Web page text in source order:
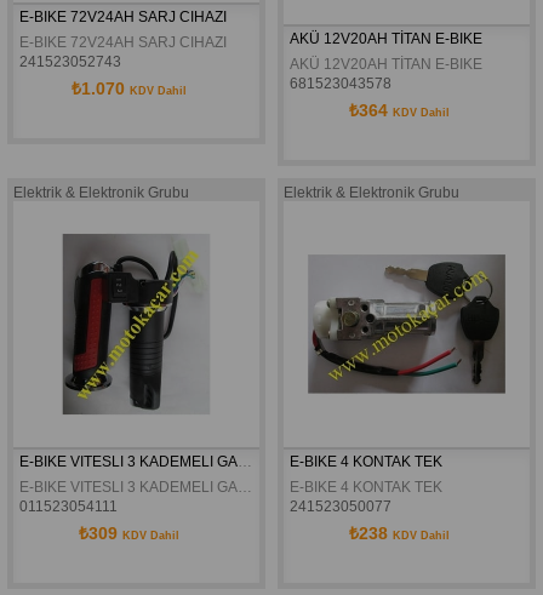
E-BIKE 72V24AH SARJ CIHAZI
E-BIKE 72V24AH SARJ CIHAZI
241523052743
₺1.070 KDV Dahil
AKÜ 12V20AH TİTAN E-BIKE
AKÜ 12V20AH TİTAN E-BIKE
681523043578
₺364 KDV Dahil
Elektrik & Elektronik Grubu
E-BIKE VITESLI 3 KADEMELI GAZ KOLU
E-BIKE VITESLI 3 KADEMELI GAZ KOLU
011523054111
₺309 KDV Dahil
Elektrik & Elektronik Grubu
E-BIKE 4 KONTAK TEK
E-BIKE 4 KONTAK TEK
241523050077
₺238 KDV Dahil